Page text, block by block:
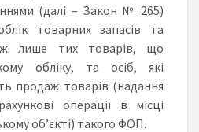
(далі – Закон № 265)
товарних запасів та
лише тих товарів, що
обліку, та осіб, які
продаж товарів (надання
операції в місці
об’єкті) такого ФОП.